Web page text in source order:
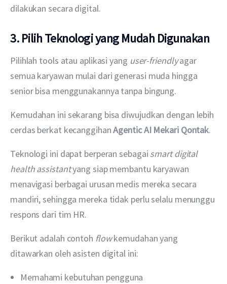
dilakukan secara digital.
3. Pilih Teknologi yang Mudah Digunakan
Pilihlah tools atau aplikasi yang user-friendly agar
semua karyawan mulai dari generasi muda hingga
senior bisa menggunakannya tanpa bingung.
Kemudahan ini sekarang bisa diwujudkan dengan lebih
cerdas berkat kecanggihan Agentic AI Mekari Qontak.
Teknologi ini dapat berperan sebagai smart digital
health assistant yang siap membantu karyawan
menavigasi berbagai urusan medis mereka secara
mandiri, sehingga mereka tidak perlu selalu menunggu
respons dari tim HR.
Berikut adalah contoh flow kemudahan yang
ditawarkan oleh asisten digital ini:
Memahami kebutuhan pengguna